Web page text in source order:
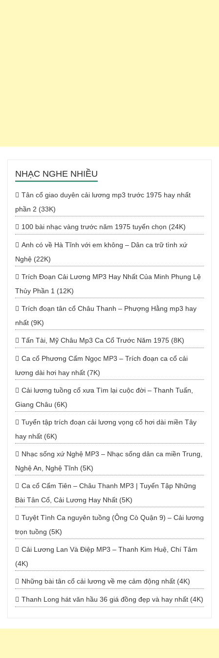
NHẠC NGHE NHIỀU
Tân cổ giao duyên cải lương mp3 trước 1975 hay nhất
phần 2 (33K)
100 bài nhạc vàng trước năm 1975 tuyển chọn (24K)
Anh có về Hà Tĩnh với em không – Dân ca trữ tình xứ
Nghệ (22K)
Trích Đoạn Cải Lương MP3 Hay Nhất Của Minh Phụng Lệ
Thủy Phần 1 (12K)
Trích đoạn tân cổ Châu Thanh – Phượng Hằng mp3 hay
nhất (9K)
Tấn Tài, Mỹ Châu Mp3 Ca Cổ Trước Năm 1975 (8K)
Ca cổ Phương Cẩm Ngọc MP3 – Trích đoạn ca cổ cải
lương dài hơi hay nhất (7K)
Cải lương tuồng cổ xưa Tìm lại cuộc đời – Thanh Tuấn,
Giang Châu (6K)
Tuyển tập trích đoạn cải lương vọng cổ hơi dài miền Tây
hay nhất (6K)
Nhạc sống xứ Nghệ MP3 – Nhạc sống dân ca miền Trung,
Nghệ An, Nghệ Tĩnh (5K)
Ca cổ Cẩm Tiên – Châu Thanh MP3 | Tuyển Tập Những
Bài Tân Cổ, Cải Lương Hay Nhất (5K)
Tuyệt Tình Ca nguyên tuồng (Ông Cò Quận 9) – Cải lương
trọn tuồng (5K)
Cải Lương Lan Và Điệp MP3 – Thanh Kim Huệ, Chí Tâm
(4K)
Những bài tân cổ cải lương về mẹ cảm động nhất (4K)
Thanh Long hát văn hầu 36 giá đồng đẹp và hay nhất (4K)